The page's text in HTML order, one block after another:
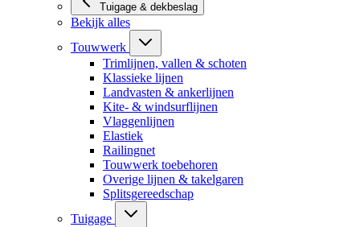
Tuigage & dekbeslag
Bekijk alles
Touwwerk
Trimlijnen, vallen & schoten
Klassieke lijnen
Landvasten & ankerlijnen
Kite- & windsurflijnen
Vlaggenlijnen
Elastiek
Railingnet
Touwwerk toebehoren
Overige lijnen & takelgaren
Splitsgereedschap
Tuigage